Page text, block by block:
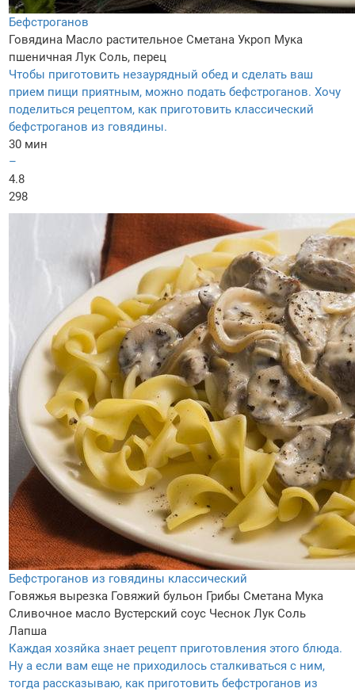
Бефстроганов
Говядина Масло растительное Сметана Укроп Мука
пшеничная Лук Соль, перец
Чтобы приготовить незаурядный обед и сделать ваш
прием пищи приятным, можно подать бефстроганов. Хочу
поделиться рецептом, как приготовить классический
бефстроганов из говядины.
30 мин
–
4.8
298
Бефстроганов из говядины классический
Говяжья вырезка Говяжий бульон Грибы Сметана Мука
Сливочное масло Вустерский соус Чеснок Лук Соль
Лапша
Каждая хозяйка знает рецепт приготовления этого блюда.
Ну а если вам еще не приходилось сталкиваться с ним,
тогда рассказываю, как приготовить бефстроганов из